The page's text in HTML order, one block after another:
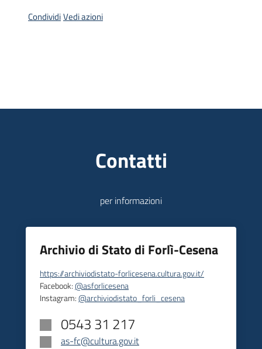
Progetti
Giuseppe
CondividiVedi azioni
Contatti
per informazioni
Archivio di Stato di Forlì-Cesena
https://archiviodistato-forlicesena.cultura.gov.it/
Facebook:@asforlicesena
Instagram:@archiviodistato_forli_cesena
0543 31 217
as-fc@cultura.gov.it